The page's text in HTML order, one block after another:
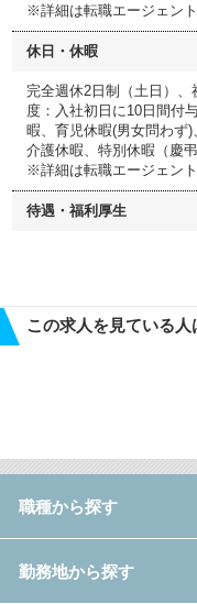
※詳細は転職エージェン
休日・休暇
完全週休2日制（土日）
度：入社初日に10日間付
暇、育児休暇(男女問わず)
介護休暇、特別休暇（慶弔
※詳細は転職エージェン
待遇・福利厚生
この求人を見ている
職種から探す
勤務地から探す